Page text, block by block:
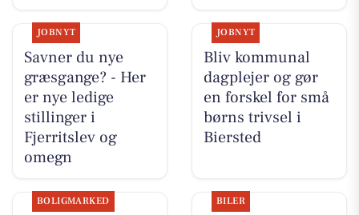
JOBNYT
Savner du nye
græsgange? - Her
er nye ledige
stillinger i
Fjerritslev og
omegn
JOBNYT
Bliv kommunal
dagplejer og gør
en forskel for små
børns trivsel i
Biersted
BOLIGMARKED BILER